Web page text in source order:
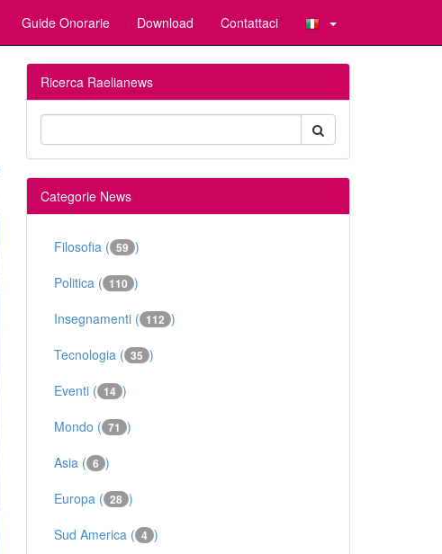
Guide Onorarie Download Contattaci
Ricerca Raelianews
Categorie News
Filosofia ( 59 )
Politica ( 110 )
Insegnamenti ( 112 )
Tecnologia ( 35 )
Eventi ( 14 )
Mondo ( 71 )
Asia ( 6 )
Europa ( 28 )
Sud America ( 4 )